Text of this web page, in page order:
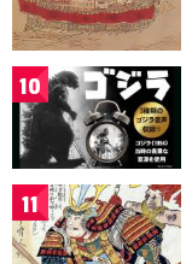
10
11